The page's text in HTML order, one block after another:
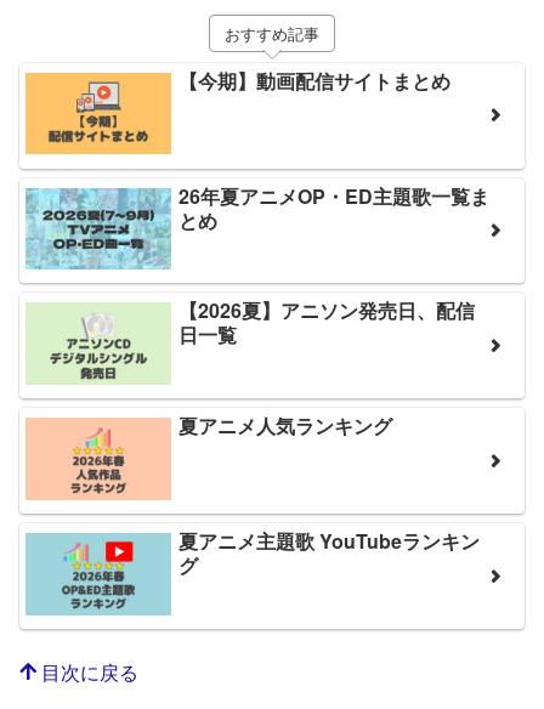
おすすめ記事
【今期】動画配信サイトまとめ
26年夏アニメOP・ED主題歌一覧ま
とめ
【2026夏】アニソン発売日、配信
日一覧
夏アニメ人気ランキング
夏アニメ主題歌 YouTubeランキン
グ
目次に戻る